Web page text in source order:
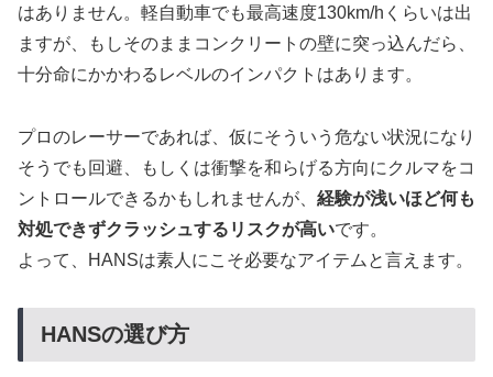
はありません。軽自動車でも最高速度130km/hくらいは出
ますが、もしそのままコンクリートの壁に突っ込んだら、
十分命にかかわるレベルのインパクトはあります。
プロのレーサーであれば、仮にそういう危ない状況になり
そうでも回避、もしくは衝撃を和らげる方向にクルマをコ
ントロールできるかもしれませんが、 経験が浅いほど何も
対処できずクラッシュするリスクが高いです。
よって、HANSは素人にこそ必要なアイテムと言えます。
HANSの選び方